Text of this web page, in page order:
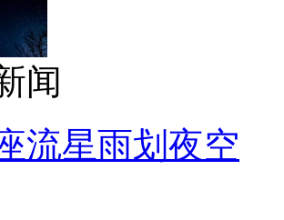
闻
流星雨划夜空